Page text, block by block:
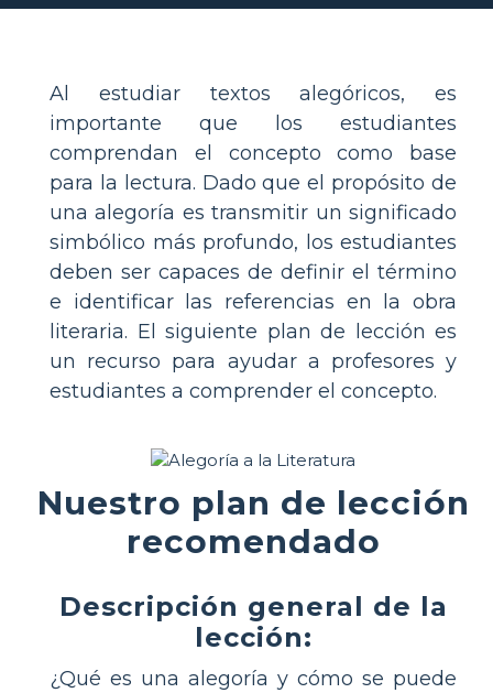
Al estudiar textos alegóricos, es
importante que los estudiantes
comprendan el concepto como base
para la lectura. Dado que el propósito de
una alegoría es transmitir un significado
simbólico más profundo, los estudiantes
deben ser capaces de definir el término
e identificar las referencias en la obra
literaria. El siguiente plan de lección es
un recurso para ayudar a profesores y
estudiantes a comprender el concepto.
Nuestro plan de lección
recomendado
Descripción general de la
lección:
¿Qué es una alegoría y cómo se puede